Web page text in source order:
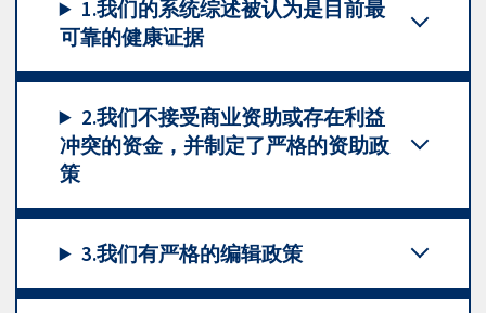
1.我们的系统综述被认为是目前最
可靠的健康证据
2.我们不接受商业资助或存在利益
冲突的资金，并制定了严格的资助政
策
3.我们有严格的编辑政策